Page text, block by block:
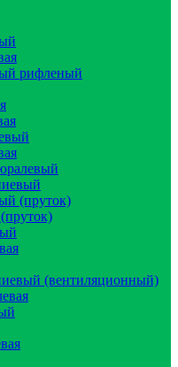
рифленый
(пруток)
(вентиляционный)